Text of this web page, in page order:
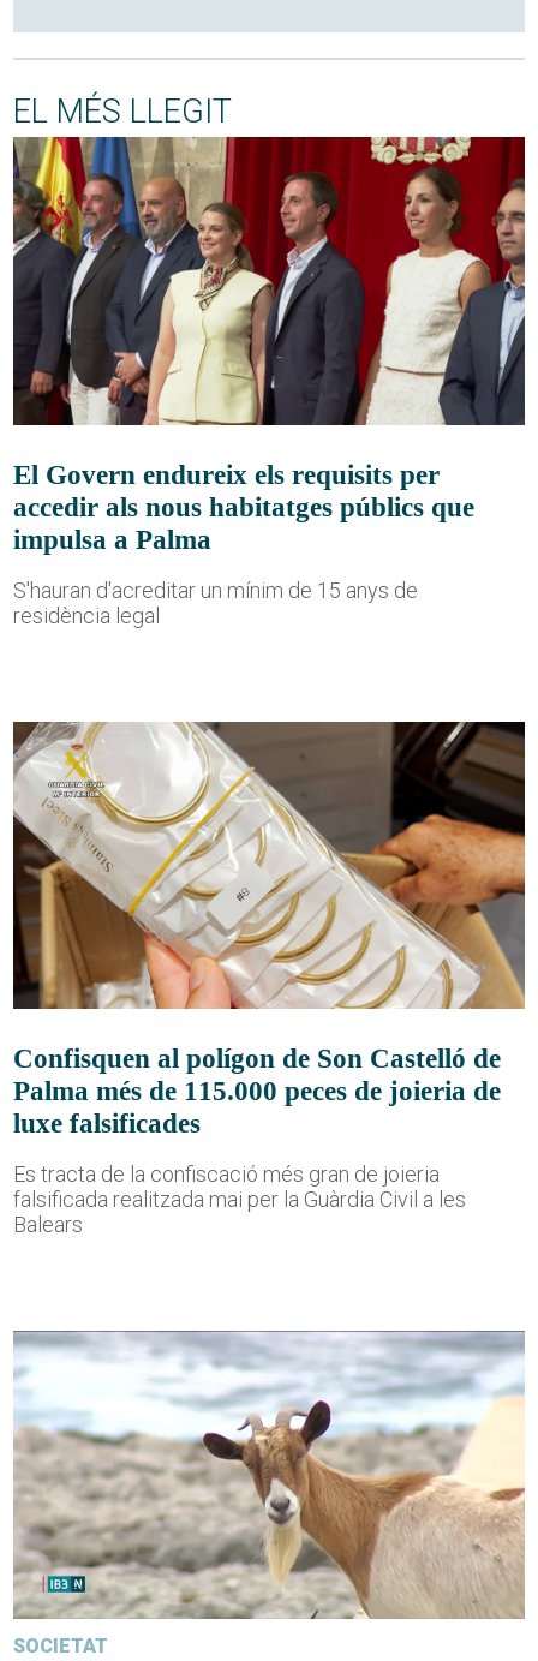
EL MÉS LLEGIT
El Govern endureix els requisits per
accedir als nous habitatges públics que
impulsa a Palma
S'hauran d'acreditar un mínim de 15 anys de
residència legal
Confisquen al polígon de Son Castelló de
Palma més de 115.000 peces de joieria de
luxe falsificades
Es tracta de la confiscació més gran de joieria
falsificada realitzada mai per la Guàrdia Civil a les
Balears
SOCIETAT